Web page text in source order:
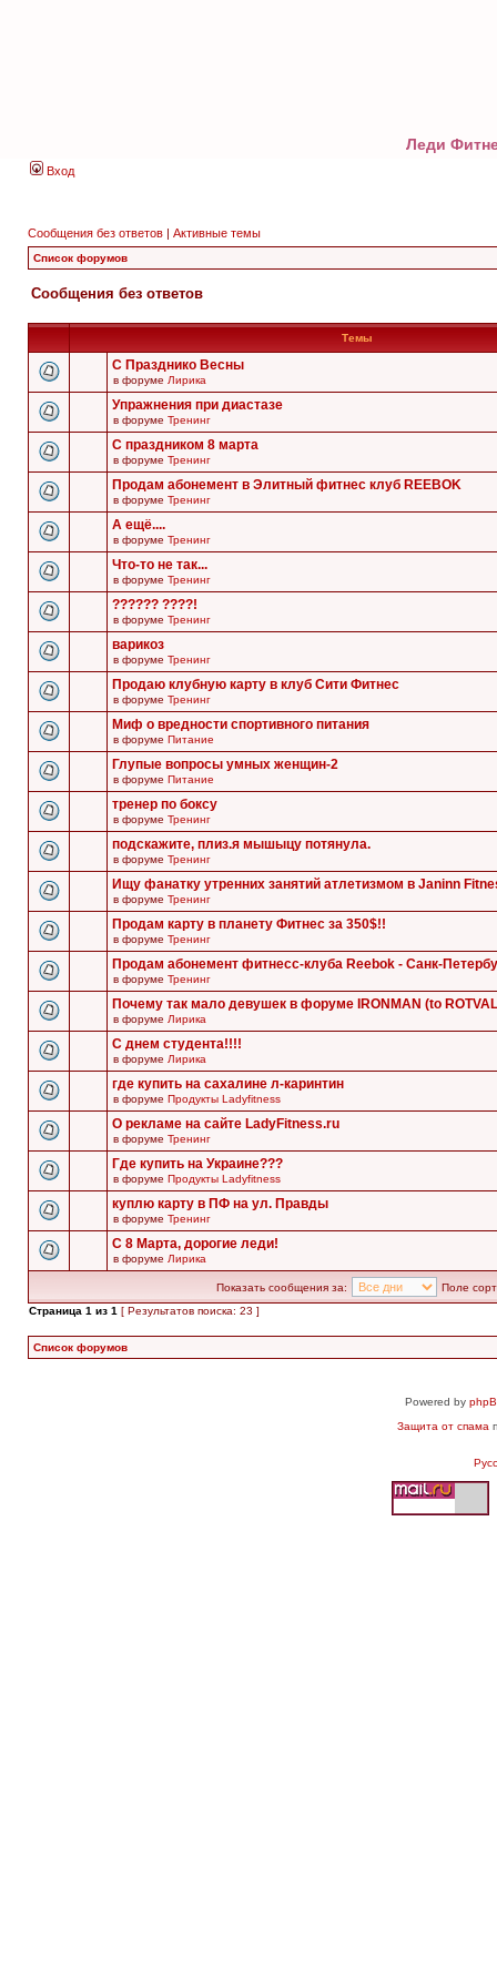
Леди
Вход
Сообщения без ответов | Активные темы
Список форумов
Сообщения без ответов
Темы
С Празднико Весны
в форуме Лирика
Упражнения при диастазе
в форуме Тренинг
С праздником 8 марта
в форуме Тренинг
Продам абонемент в Элитный фитнес клуб REEBOK
в форуме Тренинг
А ещё....
в форуме Тренинг
Что-то не так...
в форуме Тренинг
?????? ????!
в форуме Тренинг
варикоз
в форуме Тренинг
Продаю клубную карту в клуб Сити Фитнес
в форуме Тренинг
Миф о вредности спортивного питания
в форуме Питание
Глупые вопросы умных женщин-2
в форуме Питание
тренер по боксу
в форуме Тренинг
подскажите, плиз.я мышыцу потянула.
в форуме Тренинг
Ищу фанатку утренних занятий атлетизмом в Janinn
в форуме Тренинг
Продам карту в планету Фитнес за 350$!!
в форуме Тренинг
Продам абонемент фитнесс-клуба Reebok - Санк-
в форуме Тренинг
Почему так мало девушек в форуме IRONMAN (to
в форуме Лирика
С днем студента!!!!
в форуме Лирика
где купить на сахалине л-каринтин
в форуме Продукты Ladyfitness
О рекламе на сайте LadyFitness.ru
в форуме Тренинг
Где купить на Украине???
в форуме Продукты Ladyfitness
куплю карту в ПФ на ул. Правды
в форуме Тренинг
С 8 Марта, дорогие леди!
в форуме Лирика
Показать сообщения за:
Поле
Страница 1 из 1 [ Результатов поиска: 23 ]
Список форумов
Powered by
Защита от спама